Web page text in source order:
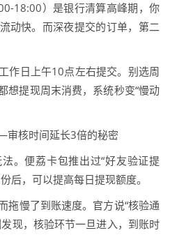
18:00）是银行清算高峰期，你
动快。而深夜提交的订单，第二
作日上午10点左右提交。别选周
提现周末消费，系统秒变“慢动
核时间延长3倍的秘密
。便荔卡包推出过“好友验证提
后，可以提高每日提现额度。
拖慢了到账速度。官方说“核验通
现，核验环节一旦进入，到账时